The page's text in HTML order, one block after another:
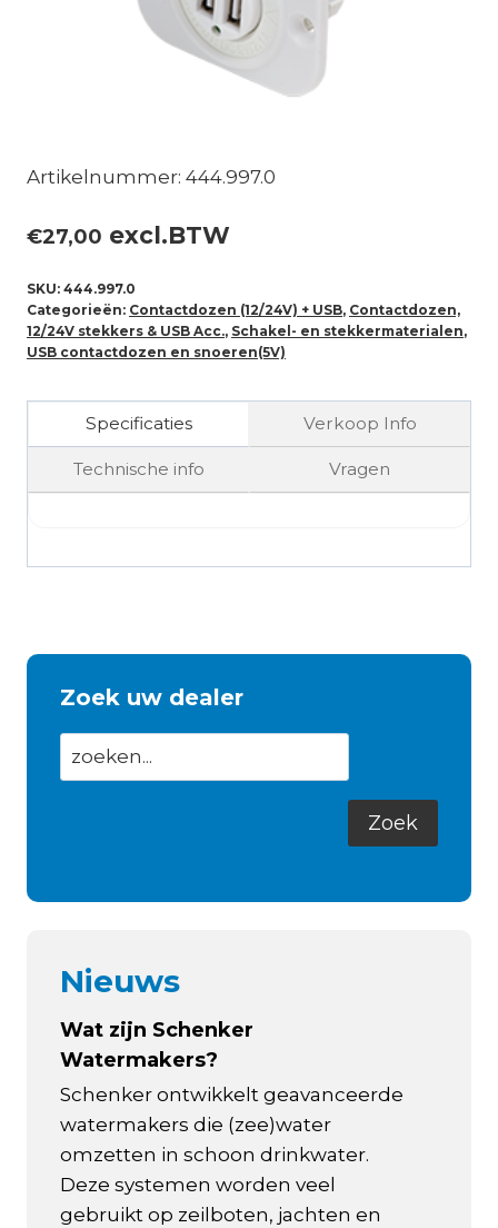
Artikelnummer: 444.997.0
€27,00 excl.BTW
SKU: 444.997.0
Categorieën: Contactdozen (12/24V) + USB, Contactdozen,
12/24V stekkers & USB Acc., Schakel- en stekkermaterialen,
USB contactdozen en snoeren(5V)
Specificaties Verkoop Info
Technische info Vragen
Zoek uw dealer
Nieuws
Wat zijn Schenker
Watermakers?
Schenker ontwikkelt geavanceerde
watermakers die (zee)water
omzetten in schoon drinkwater.
Deze systemen worden veel
gebruikt op zeilboten, jachten en